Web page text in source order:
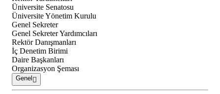
Üniversite Senatosu
Üniversite Yönetim Kurulu
Genel Sekreter
Genel Sekreter Yardımcıları
Rektör Danışmanları
İç Denetim Birimi
Daire Başkanları
Organizasyon Şeması
Genel